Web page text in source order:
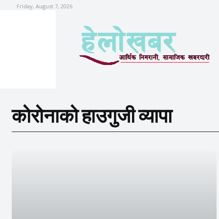
Friday, August 7, 2026
कोरोनाको हाउगुजी व्यापा